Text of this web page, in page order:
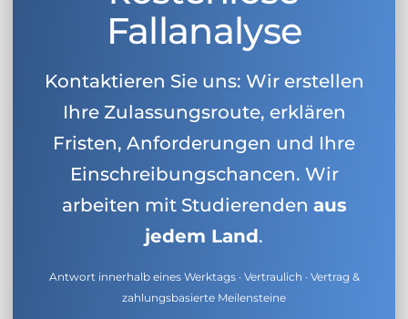
Fallanalyse
Kontaktieren Sie uns: Wir erstellen
Ihre Zulassungsroute, erklären
Fristen, Anforderungen und Ihre
Einschreibungschancen. Wir
arbeiten mit Studierenden aus
jedem Land.
Antwort innerhalb eines Werktags · Vertraulich · Vertrag &
zahlungsbasierte Meilensteine